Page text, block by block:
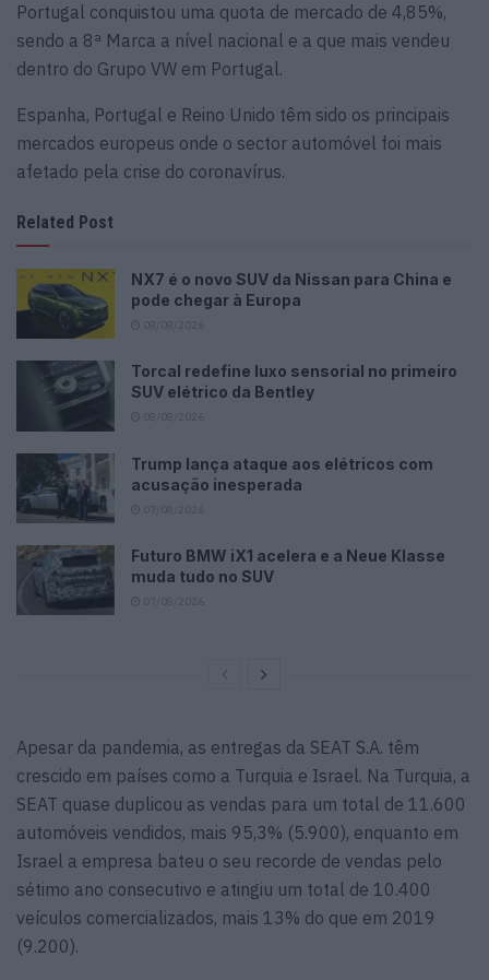
Portugal conquistou uma quota de mercado de 4,85%,
sendo a 8ª Marca a nível nacional e a que mais vendeu
dentro do Grupo VW em Portugal.
Espanha, Portugal e Reino Unido têm sido os principais
mercados europeus onde o sector automóvel foi mais
afetado pela crise do coronavírus.
Related Post
NX7 é o novo SUV da Nissan para China e
pode chegar à Europa
Torcal redefine luxo sensorial no primeiro
SUV elétrico da Bentley
Trump lança ataque aos elétricos com
acusação inesperada
Futuro BMW iX1 acelera e a Neue Klasse
muda tudo no SUV
Apesar da pandemia, as entregas da SEAT S.A. têm
crescido em países como a Turquia e Israel. Na Turquia, a
SEAT quase duplicou as vendas para um total de 11.600
automóveis vendidos, mais 95,3% (5.900), enquanto em
Israel a empresa bateu o seu recorde de vendas pelo
sétimo ano consecutivo e atingiu um total de 10.400
veículos comercializados, mais 13% do que em 2019
(9.200).